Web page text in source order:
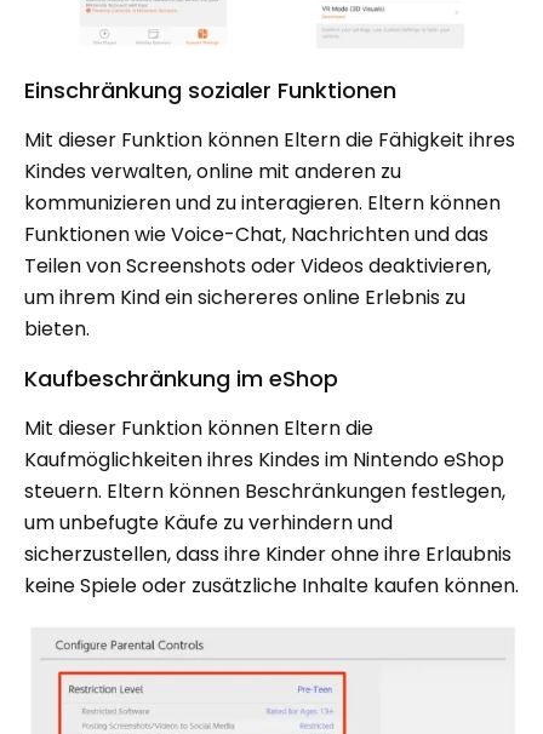
Einschränkung sozialer Funktionen
Mit dieser Funktion können Eltern die Fähigkeit ihres
Kindes verwalten, online mit anderen zu
kommunizieren und zu interagieren. Eltern können
Funktionen wie Voice-Chat, Nachrichten und das
Teilen von Screenshots oder Videos deaktivieren,
um ihrem Kind ein sichereres online Erlebnis zu
bieten.
Kaufbeschränkung im eShop
Mit dieser Funktion können Eltern die
Kaufmöglichkeiten ihres Kindes im Nintendo eShop
steuern. Eltern können Beschränkungen festlegen,
um unbefugte Käufe zu verhindern und
sicherzustellen, dass ihre Kinder ohne ihre Erlaubnis
keine Spiele oder zusätzliche Inhalte kaufen können.